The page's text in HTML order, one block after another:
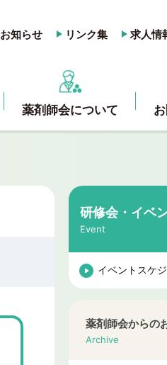
お知らせ リンク集 求人情
薬剤師会について
研修会・イベ
Event
イベントスケ
薬剤師会からの
Archive